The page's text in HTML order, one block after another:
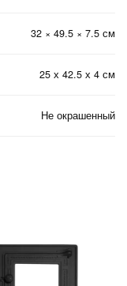
32 × 49.5 × 7.5 см
25 х 42.5 х 4 см
Не окрашенный